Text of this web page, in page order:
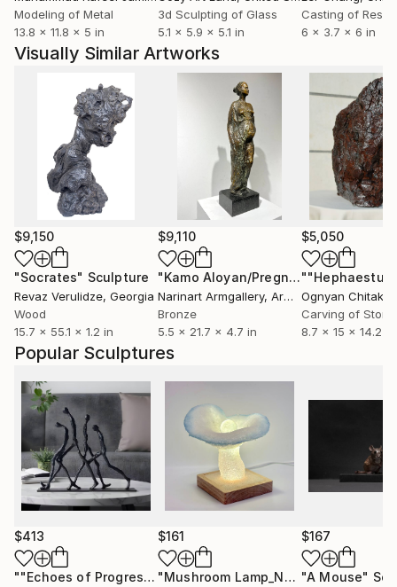
Popular Sculptures
$413
""Echoes of Progress" Metal Abstract Humanoid Sculpture"
$161
"Mushroom Lamp_No.4" Sculpture
$167
"A Mouse"
Modeling of Metal
13.8 x 11.8 x 5 in
3d Sculpting of Glass
5.1 x 5.9 x 5.1 in
Casting of Resin
6 x 3.7 x 6 in
Visually Similar Artworks
$9,150
"Socrates" Sculpture
Revaz Verulidze, Georgia
Wood
15.7 x 55.1 x 1.2 in
$9,110
"Kamo Aloyan/Pregnancy" Sculpture
Narinart Armgallery, Armenia
Bronze
5.5 x 21.7 x 4.7 in
$5,050
Ognyan Chitakov
Carving of Stone
8.7 x 15 x 14.2 in